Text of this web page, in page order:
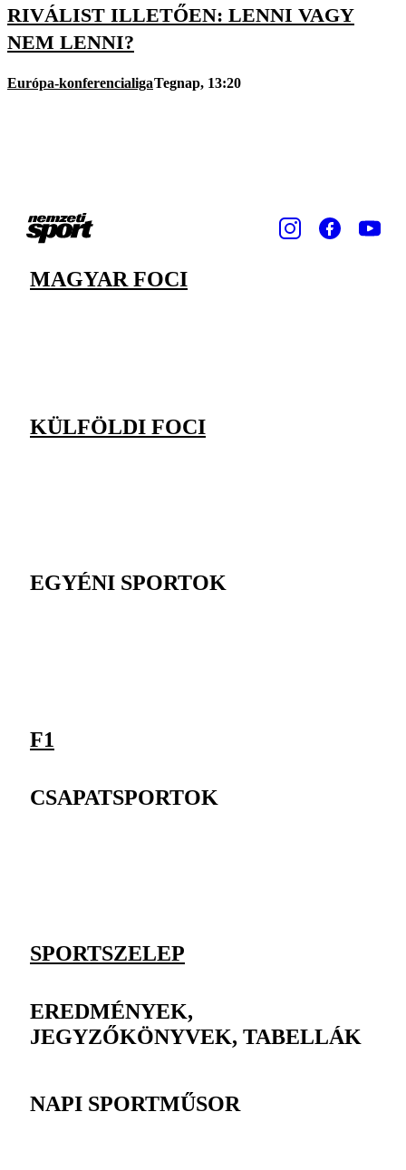
RIVÁLIST ILLETŐEN: LENNI VAGY
NEM LENNI?
Európa-konferencialigaTegnap, 13:20
MAGYAR FOCI
KÜLFÖLDI FOCI
EGYÉNI SPORTOK
F1
CSAPATSPORTOK
SPORTSZELEP
EREDMÉNYEK,
JEGYZŐKÖNYVEK, TABELLÁK
NAPI SPORTMŰSOR